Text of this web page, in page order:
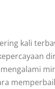
kali